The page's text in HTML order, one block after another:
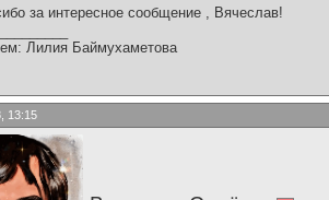
за интересное сообщение , Вячеслав!
Лилия Баймухаметова
13:15